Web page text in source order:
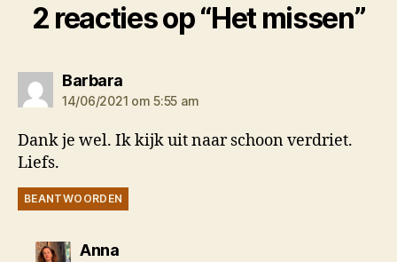
2 reacties op “Het missen”
Barbarazegt:
14/06/2021 om 5:55 am
Dank je wel. Ik kijk uit naar schoon verdriet.
Liefs.
BEANTWOORDEN
Annazegt: